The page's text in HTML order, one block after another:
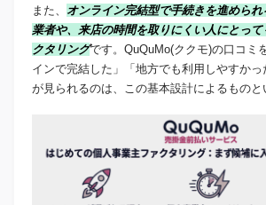
また、 オンライン完結型で手続きを進めら
業者や、来店の時間を取りにくい人にとっ
クタリングです。QuQuMo(ククモ)の口コミ
インで完結した」「地方でも利用しやすか
が見られるのは、この基本設計によるものと